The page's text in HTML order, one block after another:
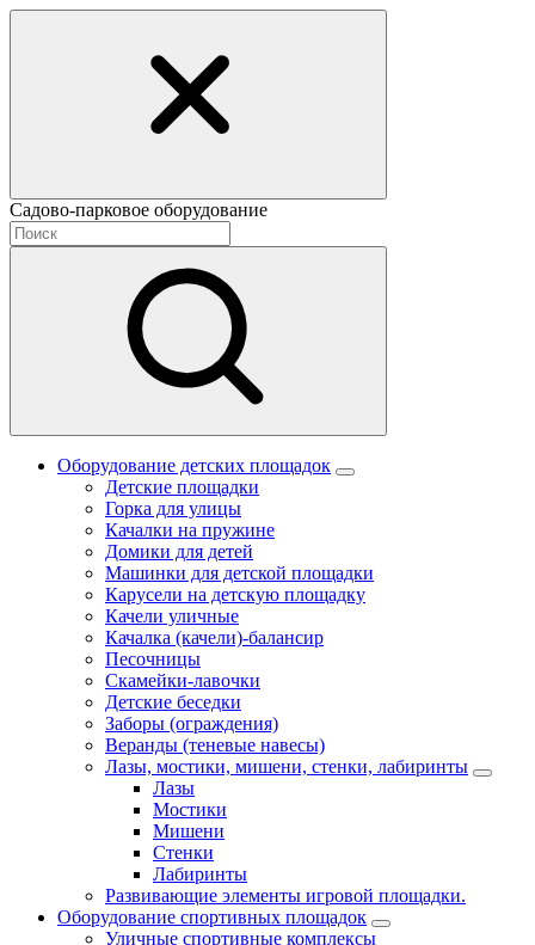
Садово-парковое оборудование
Оборудование детских площадок
Детские площадки
Горка для улицы
Качалки на пружине
Домики для детей
Машинки для детской площадки
Карусели на детскую площадку
Качели уличные
Качалка (качели)-балансир
Песочницы
Скамейки-лавочки
Детские беседки
Заборы (ограждения)
Веранды (теневые навесы)
Лазы, мостики, мишени, стенки, лабиринты
Лазы
Мостики
Мишени
Стенки
Лабиринты
Развивающие элементы игровой площадки.
Оборудование спортивных площадок
Уличные спортивные комплексы